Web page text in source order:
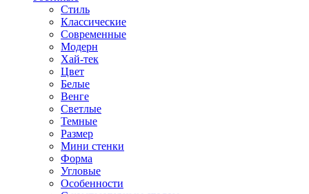
Стиль
Классические
Современные
Модерн
Хай-тек
Цвет
Белые
Венге
Светлые
Темные
Размер
Мини стенки
Форма
Угловые
Особенности